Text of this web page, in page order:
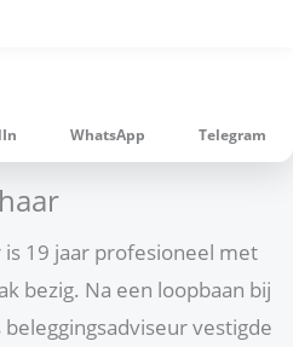
WhatsApp Telegram
is 19 jaar profesioneel met
bezig. Na een loopbaan bij
vestigde